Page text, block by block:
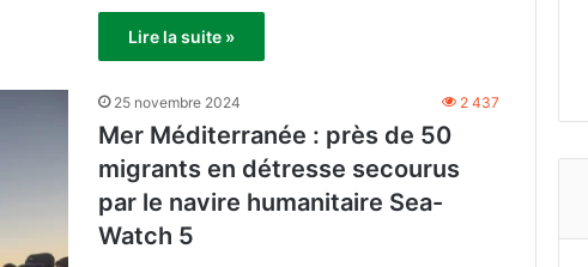
Lire la suite »
25 novembre 2024 2 437
Mer Méditerranée : près de 50
migrants en détresse secourus
par le navire humanitaire Sea-
Watch 5